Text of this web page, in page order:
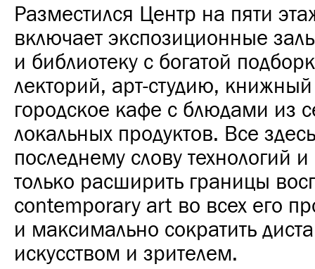
Разместился Центр на пяти
включает экспозиционные
и библиотеку с богатой
лекторий, арт-студию,
городское кафе с блюдами из
локальных продуктов. Все
последнему слову технологий
только расширить границы
contemporary art во всех его
и максимально сократить
искусством и зрителем.